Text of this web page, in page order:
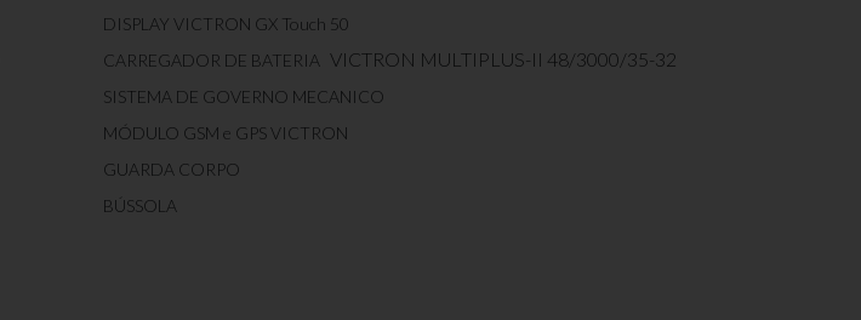
DISPLAY VICTRON GX Touch 50
CARREGADOR DE BATERIA VICTRON MULTIPLUS-II 48/3000/35-32
SISTEMA DE GOVERNO MECANICO
MÓDULO GSM e GPS VICTRON
GUARDA CORPO
BÚSSOLA